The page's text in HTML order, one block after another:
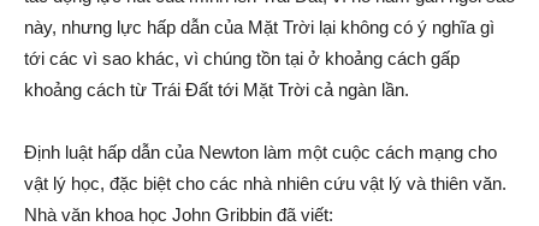
này, nhưng lực hấp dẫn của Mặt Trời lại không có ý nghĩa gì
tới các vì sao khác, vì chúng tồn tại ở khoảng cách gấp
khoảng cách từ Trái Đất tới Mặt Trời cả ngàn lần.
Định luật hấp dẫn của Newton làm một cuộc cách mạng cho
vật lý học, đặc biệt cho các nhà nhiên cứu vật lý và thiên văn.
Nhà văn khoa học John Gribbin đã viết: